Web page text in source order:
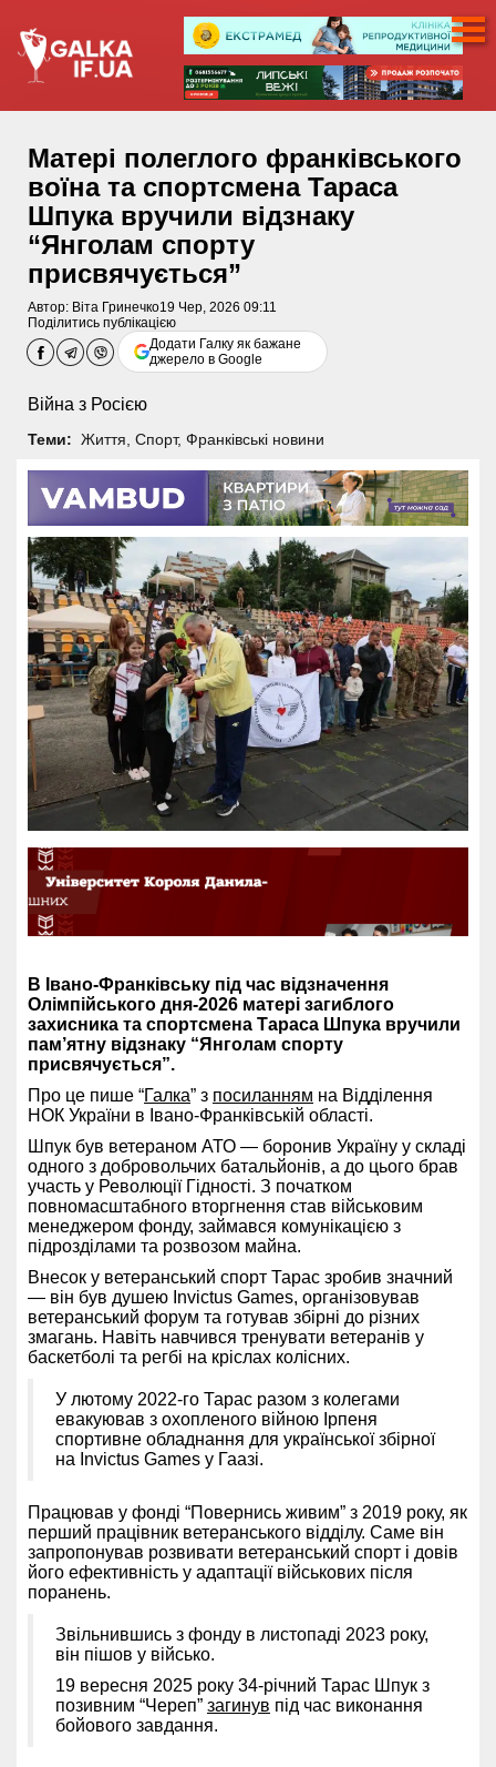
Матері полеглого франківського
воїна та спортсмена Тараса
Шпука вручили відзнаку
“Янголам спорту
присвячується”
Автор: Віта Гринечко19 Чер, 2026 09:11
Поділитись публікацією
Додати Галку як бажане
джерело в Google
Війна з Росією
Теми: Життя Спорт, Франківські новини
В Івано-Франківську під час відзначення
Олімпійського дня-2026 матері загиблого
захисника та спортсмена Тараса Шпука вручили
пам’ятну відзнаку “Янголам спорту
присвячується”.
Про це пише “Галка” з посиланням на Відділення
НОК України в Івано-Франківській області.
Шпук був ветераном АТО — боронив Україну у складі
одного з добровольчих батальйонів, а до цього брав
участь у Революції Гідності. З початком
повномасштабного вторгнення став військовим
менеджером фонду, займався комунікацією з
підрозділами та розвозом майна.
Внесок у ветеранський спорт Тарас зробив значний
— він був душею Invictus Games, організовував
ветеранський форум та готував збірні до різних
змагань. Навіть навчився тренувати ветеранів у
баскетболі та регбі на кріслах колісних.
У лютому 2022-го Тарас разом з колегами
евакуював з охопленого війною Ірпеня
спортивне обладнання для української збірної
на Invictus Games у Гаазі.
Працював у фонді “Повернись живим” з 2019 року, як
перший працівник ветеранського відділу. Саме він
запропонував розвивати ветеранський спорт і довів
його ефективність у адаптації військових після
поранень.
Звільнившись з фонду в листопаді 2023 року,
він пішов у військо.
19 вересня 2025 року 34-річний Тарас Шпук з
позивним “Череп” загинув під час виконання
бойового завдання.